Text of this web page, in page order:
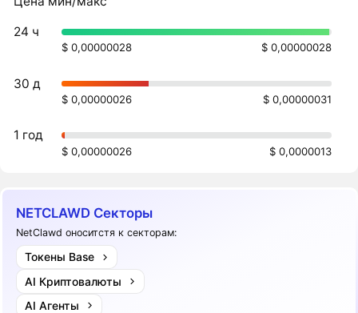
24 ч
$ 0,00000028 $ 0,00000028
30 д
$ 0,00000026 $ 0,00000031
1 год
$ 0,00000026 $ 0,0000013
NETCLAWD Секторы
NetClawd оноситстя к секторам:
Токены Base
AI Криптовалюты
AI Агенты